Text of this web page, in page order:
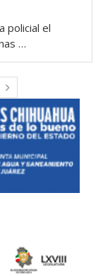
policial el
…